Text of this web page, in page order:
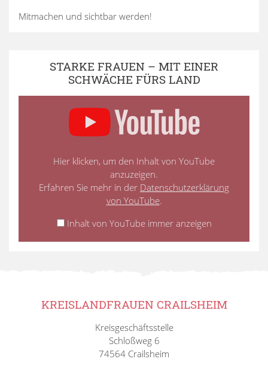
Mitmachen und sichtbar werden!
STARKE FRAUEN – MIT EINER
SCHWÄCHE FÜRS LAND
Hier klicken, um den Inhalt von YouTube
anzuzeigen.
Erfahren Sie mehr in der Datenschutzerklärung
von YouTube.
Inhalt von YouTube immer anzeigen
KREISLANDFRAUEN CRAILSHEIM
Kreisgeschäftsstelle
Schloßweg 6
74564 Crailsheim